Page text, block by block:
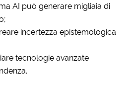
AI può generare migliaia di
incertezza epistemologica
tecnologie avanzate